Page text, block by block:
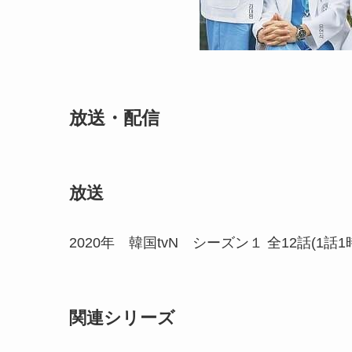
放送・配信
放送
2020年 韓国tvN シーズン１ 全12話(1話1
関連シリーズ